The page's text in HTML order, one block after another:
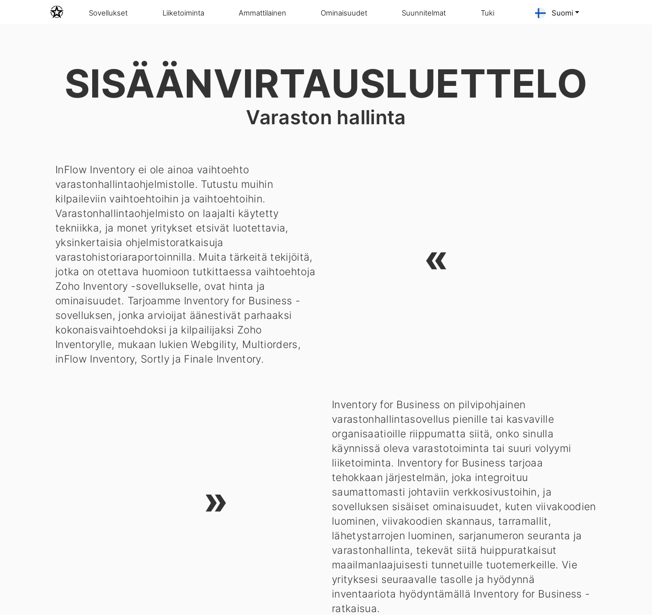
Sovellukset Liiketoiminta Ammattilainen Ominaisuudet Suunnitelmat Tuki Suomi
SISÄÄNVIRTAUSLUETTELO
Varaston hallinta
InFlow Inventory ei ole ainoa vaihtoehto
varastonhallintaohjelmistolle. Tutustu muihin
kilpaileviin vaihtoehtoihin ja vaihtoehtoihin.
Varastonhallintaohjelmisto on laajalti käytetty
tekniikka, ja monet yritykset etsivät luotettavia,
yksinkertaisia ohjelmistoratkaisuja
varastohistoriaraportoinnilla. Muita tärkeitä tekijöitä,
jotka on otettava huomioon tutkittaessa vaihtoehtoja
Zoho Inventory -sovellukselle, ovat hinta ja
ominaisuudet. Tarjoamme Inventory for Business -
sovelluksen, jonka arvioijat äänestivät parhaaksi
kokonaisvaihtoehdoksi ja kilpailijaksi Zoho
Inventorylle, mukaan lukien Webgility, Multiorders,
inFlow Inventory, Sortly ja Finale Inventory.
«
»
Inventory for Business on pilvipohjainen
varastonhallintasovellus pienille tai kasvaville
organisaatioille riippumatta siitä, onko sinulla
käynnissä oleva varastotoiminta tai suuri volyymi
liiketoiminta. Inventory for Business tarjoaa
tehokkaan järjestelmän, joka integroituu
saumattomasti johtaviin verkkosivustoihin, ja
sovelluksen sisäiset ominaisuudet, kuten viivakoodien
luominen, viivakoodien skannaus, tarramallit,
lähetystarrojen luominen, sarjanumeron seuranta ja
varastonhallinta, tekevät siitä huippuratkaisut
maailmanlaajuisesti tunnetuille tuotemerkeille. Vie
yrityksesi seuraavalle tasolle ja hyödynnä
inventaariota hyödyntämällä Inventory for Business -
ratkaisua.